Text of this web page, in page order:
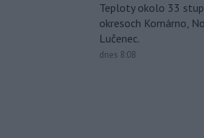
Teploty okolo 33
okresoch Komárno,
Lučenec.
dnes 8:08